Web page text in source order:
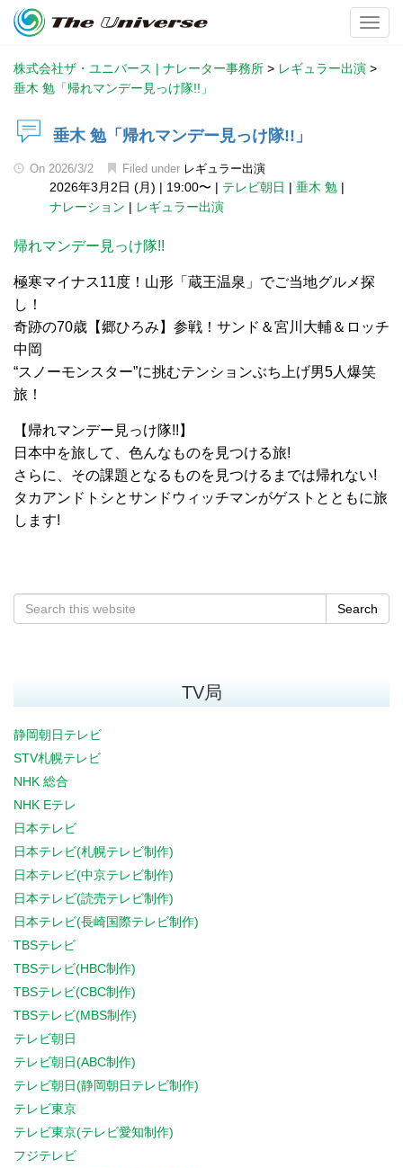
株式会社ザ・ユニバース | ナレーター事務所 > レギュラー出演 >
垂木 勉「帰れマンデー見っけ隊!!」
垂木 勉「帰れマンデー見っけ隊!!」
On 2026/3/2 Filed under レギュラー出演
2026年3月2日 (月) | 19:00〜 | テレビ朝日 | 垂木 勉 |
ナレーション | レギュラー出演
帰れマンデー見っけ隊!!
極寒マイナス11度！山形「蔵王温泉」でご当地グルメ探
し！
奇跡の70歳【郷ひろみ】参戦！サンド＆宮川大輔＆ロッチ
中岡
“スノーモンスター”に挑むテンションぶち上げ男5人爆笑
旅！
【帰れマンデー見っけ隊!!】
日本中を旅して、色んなものを見つける旅!
さらに、その課題となるものを見つけるまでは帰れない!
タカアンドトシとサンドウィッチマンがゲストとともに旅
します!
Search
TV局
静岡朝日テレビ
STV札幌テレビ
NHK 総合
NHK Eテレ
日本テレビ
日本テレビ(札幌テレビ制作)
日本テレビ(中京テレビ制作)
日本テレビ(読売テレビ制作)
日本テレビ(長崎国際テレビ制作)
TBSテレビ
TBSテレビ(HBC制作)
TBSテレビ(CBC制作)
TBSテレビ(MBS制作)
テレビ朝日
テレビ朝日(ABC制作)
テレビ朝日(静岡朝日テレビ制作)
テレビ東京
テレビ東京(テレビ愛知制作)
フジテレビ